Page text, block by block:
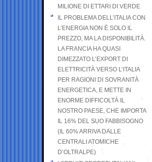
MILIONE DI ETTARI DI VERDE
IL PROBLEMA DELL’ITALIA CON
L’ENERGIA NON È SOLO IL
PREZZO, MA LA DISPONIBILITÀ.
LA FRANCIA HA QUASI
DIMEZZATO L’EXPORT DI
ELETTRICITÀ VERSO L’ITALIA
PER RAGIONI DI SOVRANITÀ
ENERGETICA, E METTE IN
ENORME DIFFICOLTÀ IL
NOSTRO PAESE, CHE IMPORTA
IL 16% DEL SUO FABBISOGNO
(IL 60% ARRIVA DALLE
CENTRALI ATOMICHE
D’OLTRALPE)